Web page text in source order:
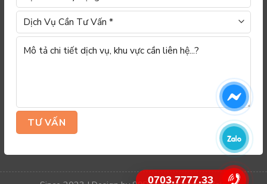
0703.7777.33